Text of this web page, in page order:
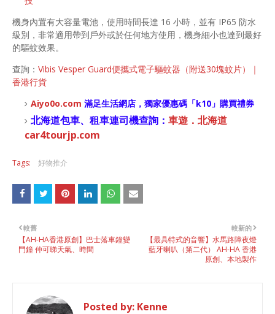
機身內置有大容量電池，使用時間長達 16 小時，並有 IP65 防水
級別，非常適用帶到戶外或於任何地方使用，機身細小也達到最好
的驅蚊效果。
查詢： Vibis Vesper Guard便攜式電子驅蚊器（附送30塊蚊片）｜
香港行貨
Aiyo0o.com 滿足生活網店， 獨家優惠碼「k10 」購買禮券
北海道包車、租車連司機查詢： 車遊．北海道
car4tourjp.com
Tags: 好物推介
較新的
【最具特式的音響】水馬路障夜燈
藍牙喇叭（第二代） AH-HA 香港
原創、本地製作
較舊
【AH-HA香港原創】巴士落車鐘變
門鐘 仲可睇天氣、時間
Posted by: Kenne